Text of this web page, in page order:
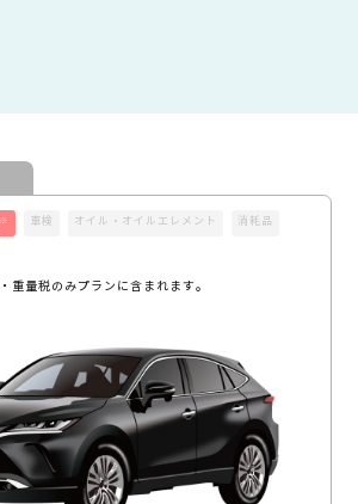
※ 車検 オイル・オイルエレメント 消耗品
重量税のみプランに含まれます。